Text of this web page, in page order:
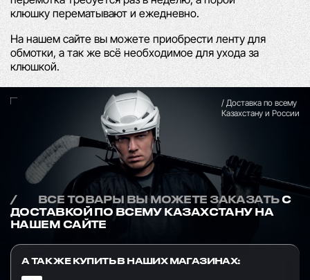
клюшку перематывают и ежедневно.
На нашем сайте вы можете приобрести ленту для
обмотки, а так же всё необходимое для ухода за
клюшкой.
/ Доставка по всему
Казахстану и России
/ ВСЕ ТОВАРЫ ВЫ МОЖЕТЕ ЗАКАЗАТЬС
ДОСТАВКОЙ ПО ВСЕМУ КАЗАХСТАНУ НА
НАШЕМ САЙТЕ
А ТАК ЖЕ КУПИТЬ В НАШИХ МАГАЗИНАХ: